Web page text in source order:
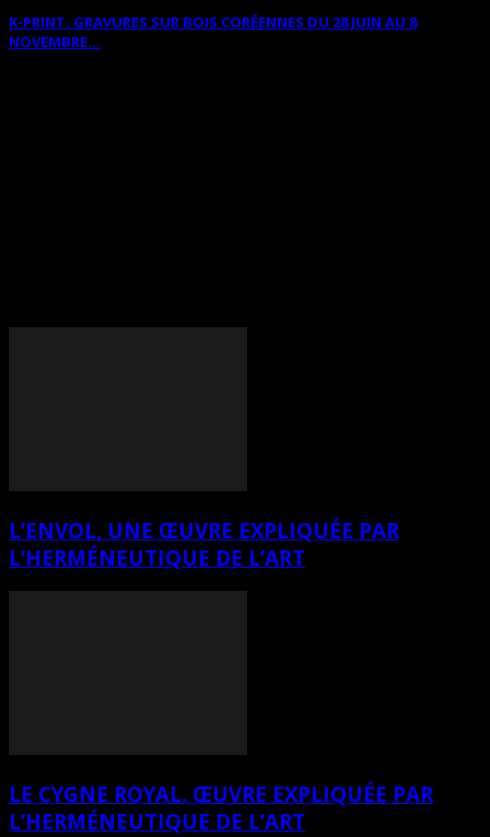
K-PRINT. GRAVURES SUR BOIS CORÉENNES DU 28 JUIN AU 8
NOVEMBRE...
L’ENVOL, UNE ŒUVRE EXPLIQUÉE PAR
L’HERMÉNEUTIQUE DE L’ART
LE CYGNE ROYAL. ŒUVRE EXPLIQUÉE PAR
L’HERMÉNEUTIQUE DE L’ART